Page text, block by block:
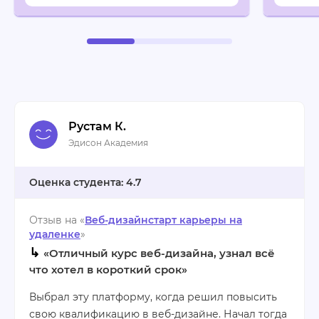
Рустам К.
Эдисон Академия
4.7
Отзыв на «Веб-дизайнстарт карьеры на
удаленке»
↳ «Отличный курс веб-дизайна, узнал всё
что хотел в короткий срок»
Выбрал эту платформу, когда решил повысить
свою квалификацию в веб-дизайне. Начал тогда